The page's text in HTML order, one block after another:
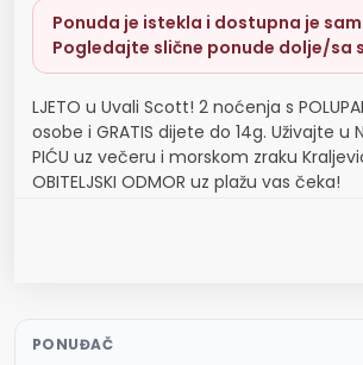
Ponuda je istekla i dostupna je
Pogledajte slične ponude dolje/sa
LJETO u Uvali Scott! 2 noćenja s
osobe i GRATIS dijete do 14g. Uživajte u
PIĆU uz večeru i morskom zraku
OBITELJSKI ODMOR uz plažu vas čeka!
PONUĐAČ